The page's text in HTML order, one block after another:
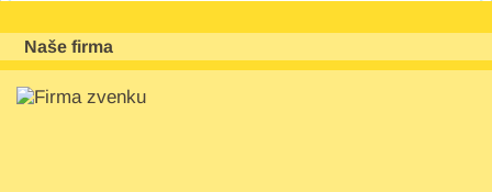
Naše firma